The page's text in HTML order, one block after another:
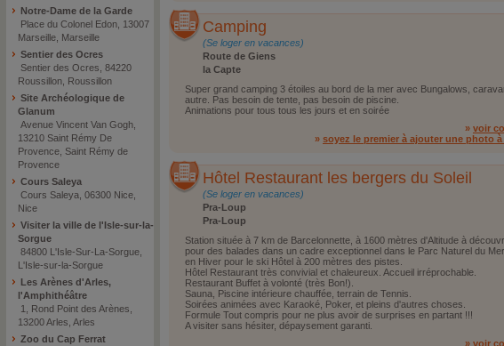
Notre-Dame de la Garde
Place du Colonel Edon, 13007
Marseille, Marseille
Sentier des Ocres
Sentier des Ocres, 84220
Roussillon, Roussillon
Site Archéologique de
Glanum
Avenue Vincent Van Gogh,
13210 Saint Rémy De
Provence, Saint Rémy de
Provence
Cours Saleya
Cours Saleya, 06300 Nice,
Nice
Visiter la ville de l'Isle-sur-la-
Sorgue
84800 L'Isle-Sur-La-Sorgue,
L'Isle-sur-la-Sorgue
Les Arènes d'Arles,
l'Amphithéâtre
1, Rond Point des Arènes,
13200 Arles, Arles
Zoo du Cap Ferrat
Camping
(Se loger en vacances)
Route de Giens
la Capte
Super grand camping 3 étoiles au bord de la mer avec Bungalows,
autre. Pas besoin de tente, pas besoin de piscine.
Animations pour tous tous les jours et en soirée
» voir
» soyez le premier à ajouter une photo
Hôtel Restaurant les bergers du Soleil
(Se loger en vacances)
Pra-Loup
Pra-Loup
Station située à 7 km de Barcelonnette, à 1600 mètres d'Altitude à
pour des balades dans un cadre exceptionnel dans le Parc Naturel du
en Hiver pour le ski Hôtel à 200 mètres des pistes.
Hôtel Restaurant très convivial et chaleureux. Accueil irréprochable.
Restaurant Buffet à volonté (très Bon!).
Sauna, Piscine intérieure chauffée, terrain de Tennis.
Soirées animées avec Karaoké, Poker, et pleins d'autres choses.
Formule Tout compris pour ne plus avoir de surprises en partant !!!
A visiter sans hésiter, dépaysement garanti.
» voir